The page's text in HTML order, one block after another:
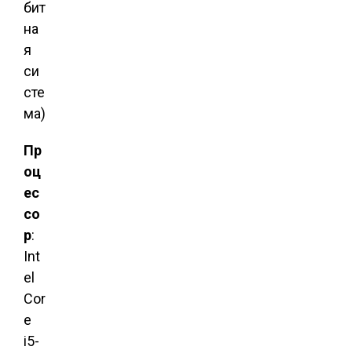
бит
на
я
си
сте
ма)
Пр
оц
ес
со
р:
Int
el
Cor
e
i5-